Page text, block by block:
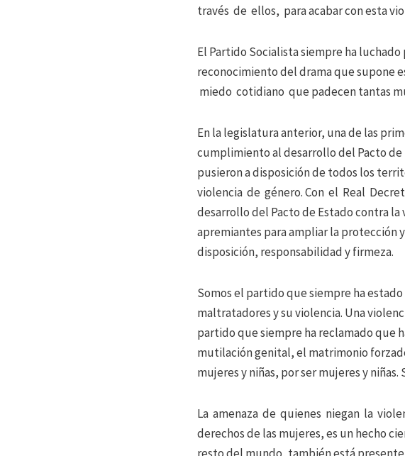
través de ellos, para acabar con esta
El Partido Socialista siempre ha
reconocimiento del drama que supone
miedo cotidiano que padecen tantas
En la legislatura anterior, una de las
cumplimiento al desarrollo del Pacto de
pusieron a disposición de todos los
violencia de género. Con el Real
desarrollo del Pacto de Estado contra
apremiantes para ampliar la protección
disposición, responsabilidad y firmeza.
Somos el partido que siempre ha
maltratadores y su violencia. Una
partido que siempre ha reclamado que
mutilación genital, el matrimonio
mujeres y niñas, por ser mujeres y
La amenaza de quienes niegan la
derechos de las mujeres, es un hecho